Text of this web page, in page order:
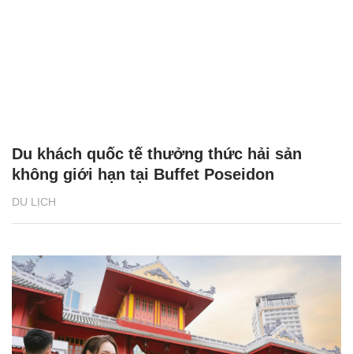
DU LỊCH
Du khách quốc tế thưởng thức hải sản
không giới hạn tại Buffet Poseidon